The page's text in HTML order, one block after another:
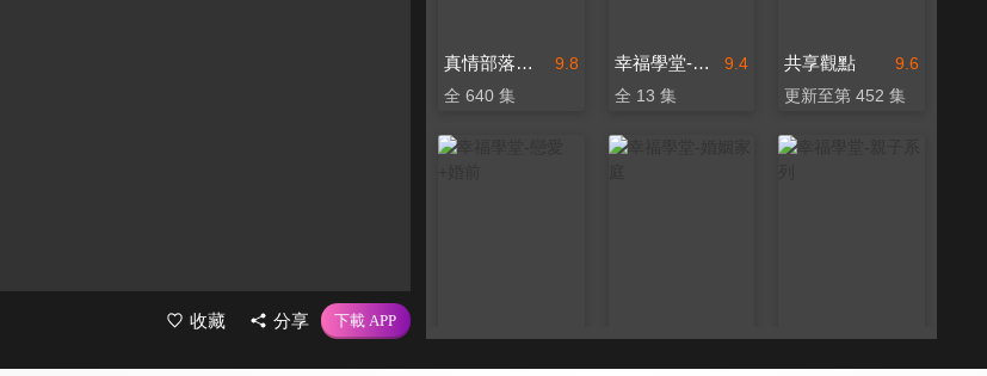
收藏 分享
9.8
真情部落格 名人篇
全 640 集
9.4
幸福學堂-戀愛+婚前
全 13 集
9.6
共享觀點
更新至第 452 集